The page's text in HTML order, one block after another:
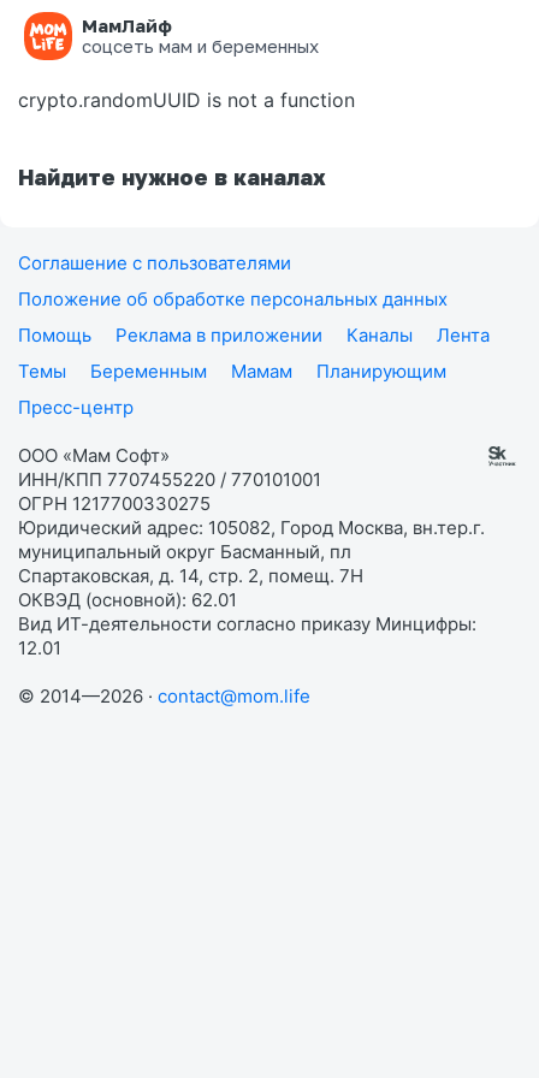
МамЛайф
соцсеть мам и беременных
Ошибка на странице
crypto.randomUUID is not a function
Найдите нужное в каналах
Соглашение с пользователями
Положение об обработке персональных данных
Помощь
Реклама в приложении Каналы
Лента
Темы
Беременным Мамам
Планирующим
Пресс-центр
ООО «Мам Софт»
ИНН/КПП 7707455220 / 770101001
ОГРН 1217700330275
Юридический адрес: 105082, Город Москва, вн.тер.г.
муниципальный округ Басманный, пл
Спартаковская, д. 14, стр. 2, помещ. 7Н
ОКВЭД (основной): 62.01
Вид ИТ-деятельности согласно приказу Минцифры:
12.01
© 2014—2026 · contact@mom.life